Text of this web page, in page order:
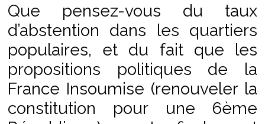
Que pensez-vous du taux
d’abstention dans les quartiers
populaires, et du fait que les
propositions politiques de la
France Insoumise (renouveler la
constitution pour une 6ème